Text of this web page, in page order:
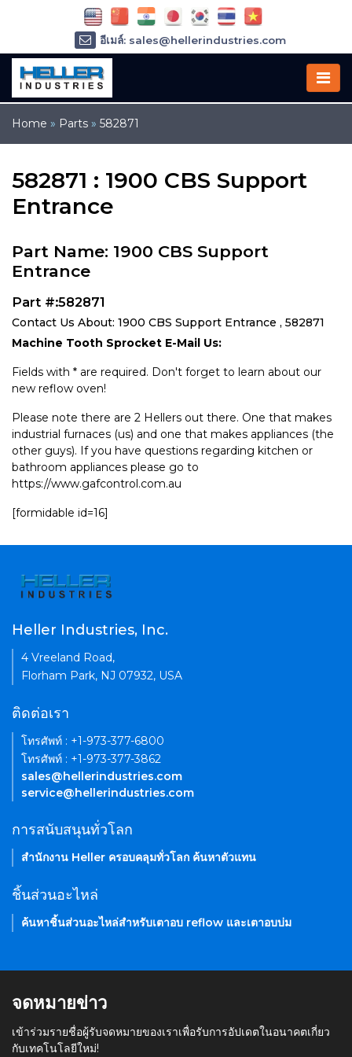
Home » Parts » 582871
582871 : 1900 CBS Support
Entrance
Part Name: 1900 CBS Support
Entrance
Part #:582871
Contact Us About: 1900 CBS Support Entrance , 582871
Machine Tooth Sprocket E-Mail Us:
Fields with * are required. Don't forget to learn about our
new reflow oven!
Please note there are 2 Hellers out there. One that makes
industrial furnaces (us) and one that makes appliances (the
other guys). If you have questions regarding kitchen or
bathroom appliances please go to
https://www.gafcontrol.com.au
[formidable id=16]
อีเมล์: sales@hellerindustries.com
อีเมล์: service@hellerindustries.com
โทรศัพท์ :
Heller Industries, Inc.
4 Vreeland Road,
Florham Park, NJ 07932, USA
ติดต่อเรา
โทรศัพท์ : +1-973-377-6800
โทรศัพท์ : +1-973-377-3862
sales@hellerindustries.com
service@hellerindustries.com
การสนับสนุนทั่วโลก
สำนักงาน Heller ครอบคลุมทั่วโลก ค้นหาตัวแทน
ชิ้นส่วนอะไหล่
ค้นหาชิ้นส่วนอะไหล่สำหรับเตาอบ reflow และเตาอบบ่ม
จดหมายข่าว
เข้าร่วมรายชื่อผู้รับจดหมายของเราเพื่อรับการอัปเดตในอนาคตเกี่ยว
กับเทคโนโลยีใหม่!